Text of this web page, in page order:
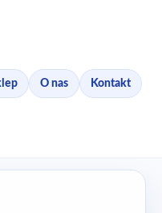
O nas Kontakt